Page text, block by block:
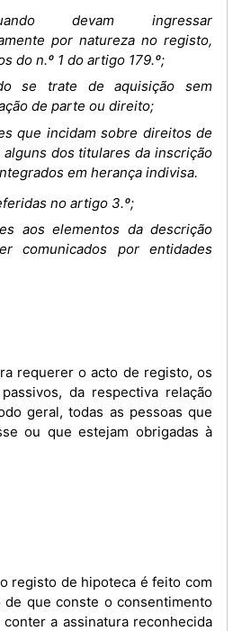
devam ingressar
por natureza no registo,
do n.º 1 do artigo 179.º;
se trate de aquisição sem
de parte ou direito;
que incidam sobre direitos de
alguns dos titulares da inscrição
em herança indivisa.
no artigo 3.º;
aos elementos da descrição
comunicados por entidades
requerer o acto de registo, os
da respectiva relação
geral, todas as pessoas que
ou que estejam obrigadas à
de que conste o consentimento
a assinatura reconhecida